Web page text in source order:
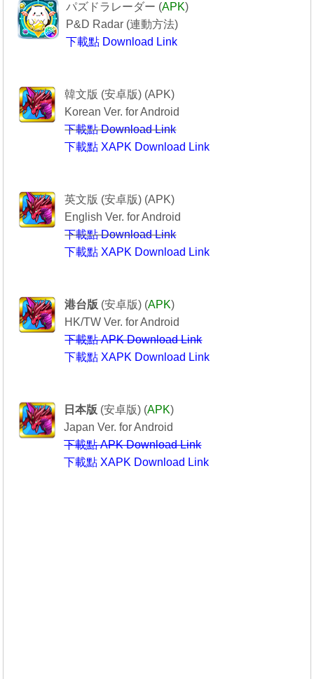
パズドラレーダー (APK)
P&D Radar (連動方法)
下載點 Download Link
韓文版 (安卓版) (APK)
Korean Ver. for Android
下載點 Download Link
下載點 XAPK Download Link
英文版 (安卓版) (APK)
English Ver. for Android
下載點 Download Link
下載點 XAPK Download Link
港台版 (安卓版) (APK)
HK/TW Ver. for Android
下載點 APK Download Link
下載點 XAPK Download Link
日本版 (安卓版) (APK)
Japan Ver. for Android
下載點 APK Download Link
下載點 XAPK Download Link